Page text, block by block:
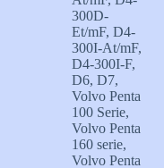
300D-
Et/mF, D4-
300I-At/mF,
D4-300I-F,
D6, D7,
Volvo Penta
100 Serie,
Volvo Penta
160 serie,
Volvo Penta